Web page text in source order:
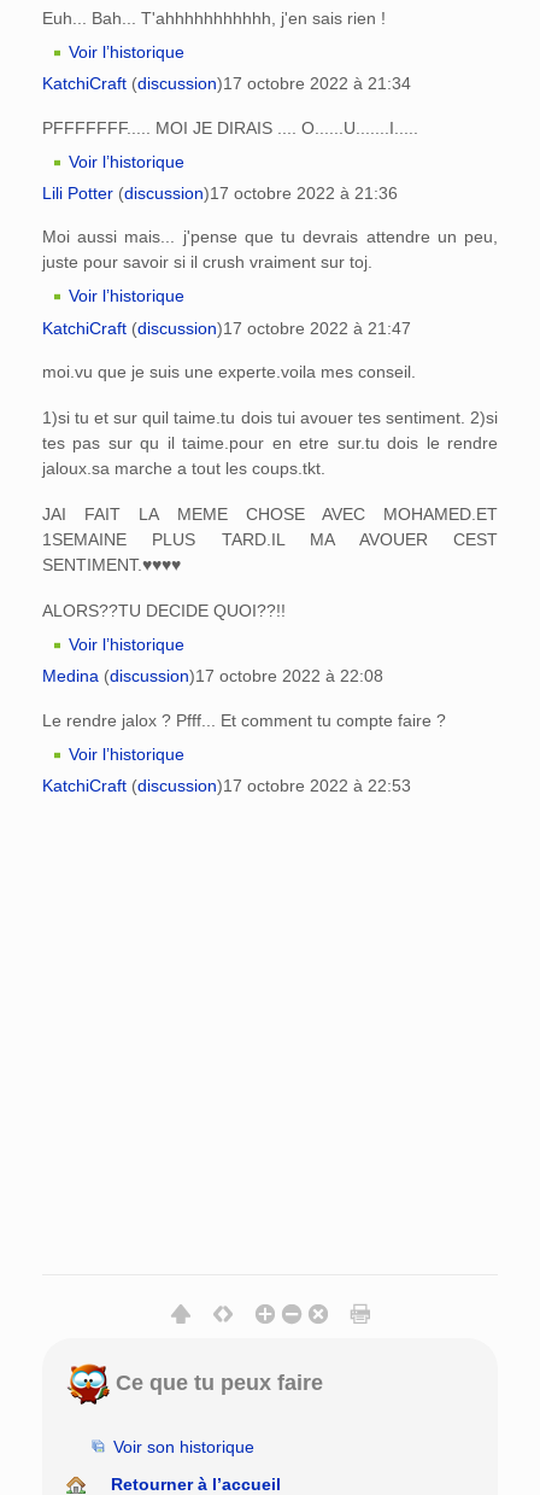
Euh... Bah... T'ahhhhhhhhhhh, j'en sais rien !
Voir l’historique
KatchiCraft (discussion)17 octobre 2022 à 21:34
PFFFFFFF..... MOI JE DIRAIS .... O......U.......I.....
Voir l’historique
Lili Potter (discussion)17 octobre 2022 à 21:36
Moi aussi mais... j'pense que tu devrais attendre un peu,
juste pour savoir si il crush vraiment sur toj.
Voir l’historique
KatchiCraft (discussion)17 octobre 2022 à 21:47
moi.vu que je suis une experte.voila mes conseil.
1)si tu et sur quil taime.tu dois tui avouer tes sentiment. 2)si
tes pas sur qu il taime.pour en etre sur.tu dois le rendre
jaloux.sa marche a tout les coups.tkt.
JAI FAIT LA MEME CHOSE AVEC MOHAMED.ET
1SEMAINE PLUS TARD.IL MA AVOUER CEST
SENTIMENT.♥♥♥♥
ALORS??TU DECIDE QUOI??!!
Voir l’historique
Medina (discussion)17 octobre 2022 à 22:08
Le rendre jalox ? Pfff... Et comment tu compte faire ?
Voir l’historique
KatchiCraft (discussion)17 octobre 2022 à 22:53
Ce que tu peux faire
Voir son historique
Retourner à l’accueil